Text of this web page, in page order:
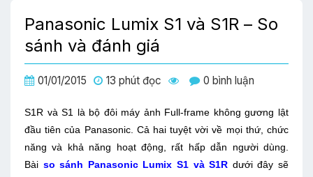
Panasonic Lumix S1 và S1R – So
sánh và đánh giá
01/01/2015 13 phút đọc 0 bình luận
S1R và S1 là bộ đôi máy ảnh Full-frame không gương lật
đầu tiên của Panasonic. Cả hai tuyệt vời về mọi thứ, chức
năng và khả năng hoạt động, rất hấp dẫn người dùng.
Bài so sánh Panasonic Lumix S1 và S1R dưới đây sẽ